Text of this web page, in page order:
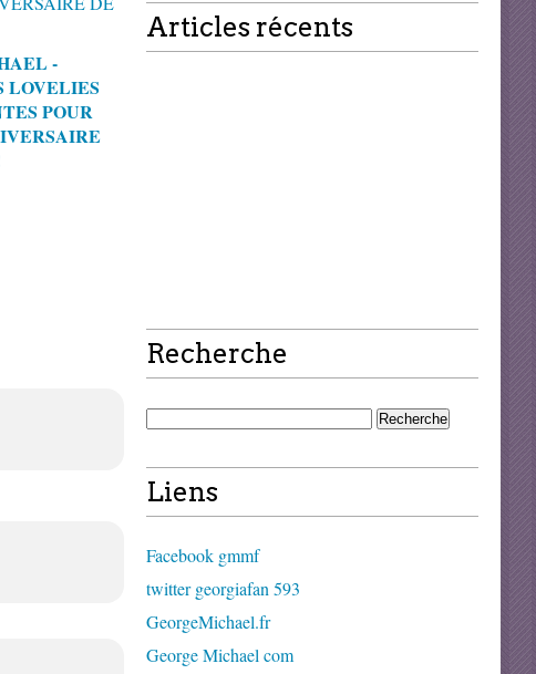
-
LOVELIES
POUR
Articles récents
Recherche
Liens
Facebook gmmf
twitter georgiafan 593
GeorgeMichael.fr
George Michael com